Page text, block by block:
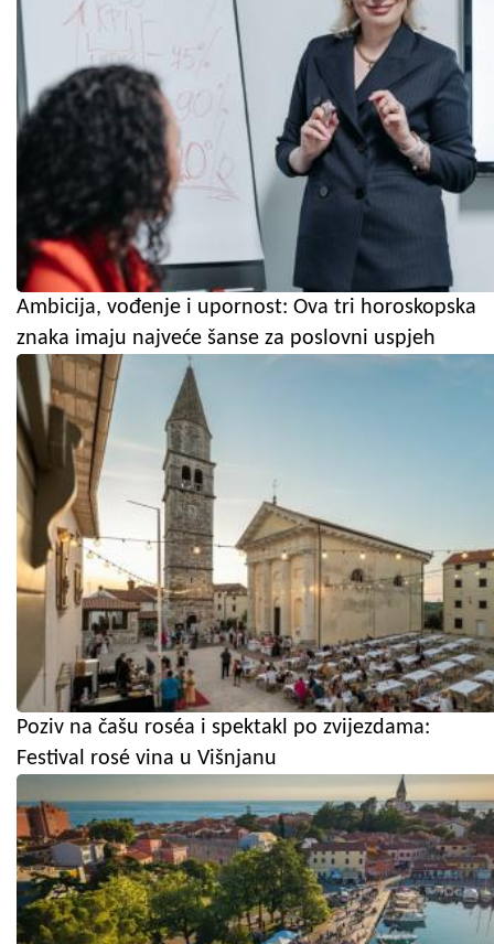
Ambicija, vođenje i upornost: Ova tri horoskopska
znaka imaju najveće šanse za poslovni uspjeh
Poziv na čašu roséa i spektakl po zvijezdama:
Festival rosé vina u Višnjanu